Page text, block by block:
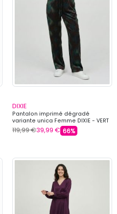
DIXIE
Pantalon imprimé dégradé
variante unica Femme DIXIE - VERT
119,99 €39,99 € 66%